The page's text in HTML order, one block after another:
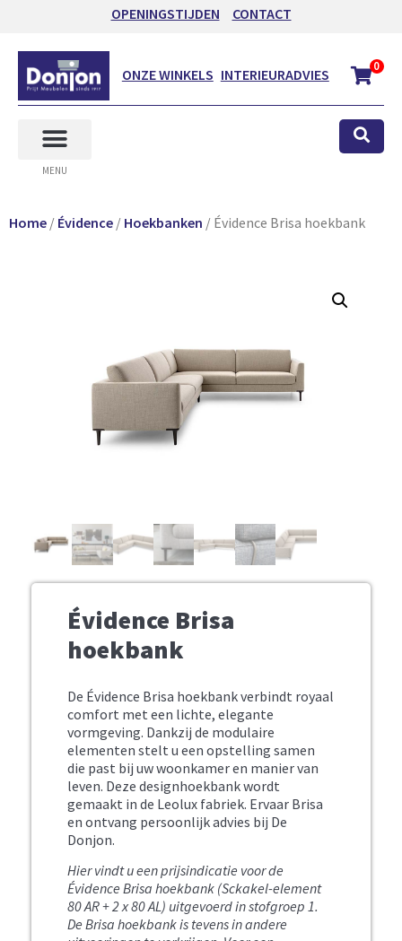
OPENINGSTIJDEN CONTACT
ONZE WINKELS INTERIEURADVIES 0
MENU
Home / Évidence / Hoekbanken / Évidence Brisa hoekbank
Évidence Brisa
hoekbank
De Évidence Brisa hoekbank verbindt royaal
comfort met een lichte, elegante
vormgeving. Dankzij de modulaire
elementen stelt u een opstelling samen
die past bij uw woonkamer en manier van
leven. Deze designhoekbank wordt
gemaakt in de Leolux fabriek. Ervaar Brisa
en ontvang persoonlijk advies bij De
Donjon.
Hier vindt u een prijsindicatie voor de
Évidence Brisa hoekbank (Sckakel-element
80 AR + 2 x 80 AL) uitgevoerd in stofgroep 1.
De Brisa hoekbank is tevens in andere